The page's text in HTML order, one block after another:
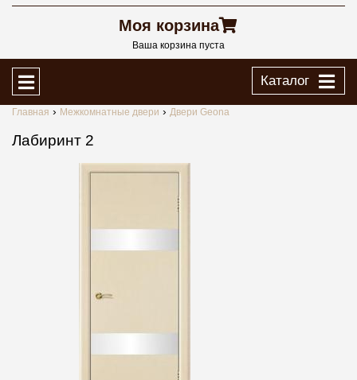
Моя корзина
Ваша корзина пуста
Каталог
Главная Межкомнатные двери Двери Geona
Лабиринт 2